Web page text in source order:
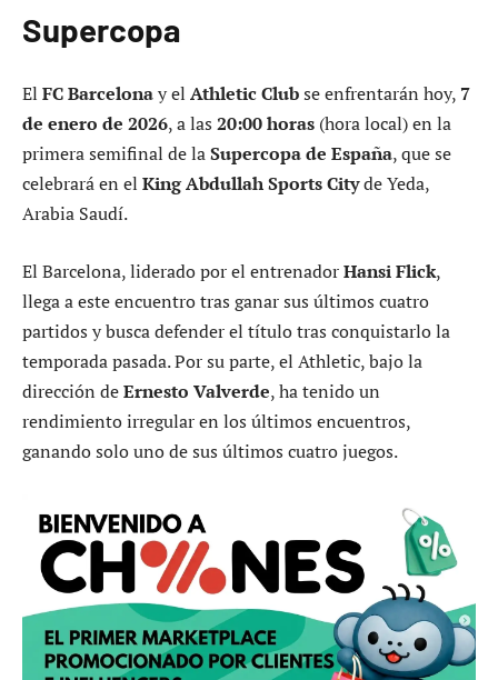
Supercopa
El FC Barcelonay el Athletic Clubse enfrentarán hoy,7
de enero de 2026, a las 20:00 horas (hora local) en la
primera semifinal de laSupercopa de España, que se
celebrará en el King Abdullah Sports Cityde Yeda,
Arabia Saudí.
El Barcelona, liderado por el entrenadorHansi Flick,
llega a este encuentro tras ganar sus últimos cuatro
partidos y busca defender el título tras conquistarlo la
temporada pasada. Por su parte, el Athletic, bajo la
dirección deErnesto Valverde, ha tenido un
rendimiento irregular en los últimos encuentros,
ganando solo uno de sus últimos cuatro juegos.